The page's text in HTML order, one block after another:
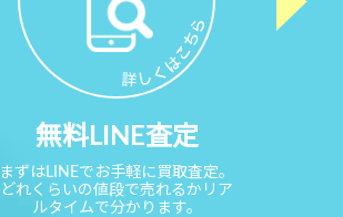
無料LINE査定
まずはLINEでお手軽に買取査定。
どれくらいの値段で売れるかリア
ルタイムで分かります。